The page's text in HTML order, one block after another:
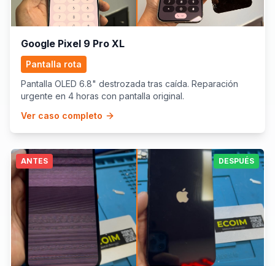
Google Pixel 9 Pro XL
Pantalla rota
Pantalla OLED 6.8" destrozada tras caída. Reparación
urgente en 4 horas con pantalla original.
Ver caso completo
ANTES DESPUÉS